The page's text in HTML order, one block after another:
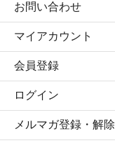
お問い合わせ
マイアカウント
会員登録
ログイン
メルマガ登録・解除